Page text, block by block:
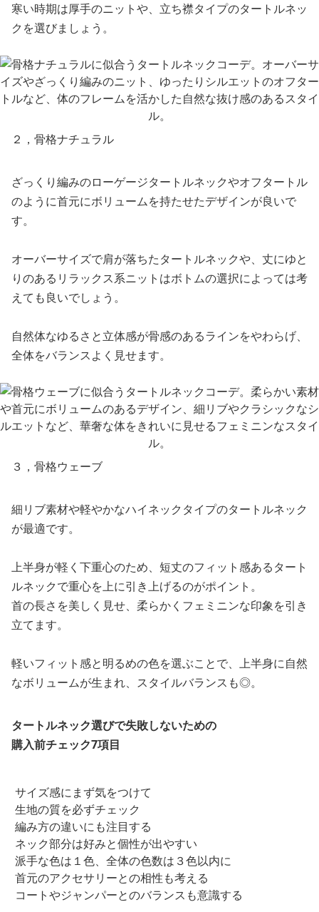
寒い時期は厚手のニットや、立ち襟タイプのタートルネッ
クを選びましょう。
２，骨格ナチュラル
ざっくり編みのローゲージタートルネックやオフタートル
のように首元にボリュームを持たせたデザインが良いで
す。
オーバーサイズで肩が落ちたタートルネックや、丈にゆと
りのあるリラックス系ニットはボトムの選択によっては考
えても良いでしょう。
自然体なゆるさと立体感が骨感のあるラインをやわらげ、
全体をバランスよく見せます。
３，骨格ウェーブ
細リブ素材や軽やかなハイネックタイプのタートルネック
が最適です。
上半身が軽く下重心のため、短丈のフィット感あるタート
ルネックで重心を上に引き上げるのがポイント。
首の長さを美しく見せ、柔らかくフェミニンな印象を引き
立てます。
軽いフィット感と明るめの色を選ぶことで、上半身に自然
なボリュームが生まれ、スタイルバランスも◎。
タートルネック選びで失敗しないための
購入前チェック7項目
サイズ感にまず気をつけて
生地の質を必ずチェック
編み方の違いにも注目する
ネック部分は好みと個性が出やすい
派手な色は１色、全体の色数は３色以内に
首元のアクセサリーとの相性も考える
コートやジャンパーとのバランスも意識する